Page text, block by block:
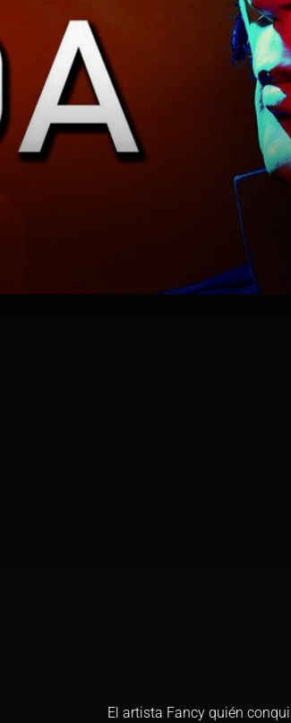
El artista Fancy quién